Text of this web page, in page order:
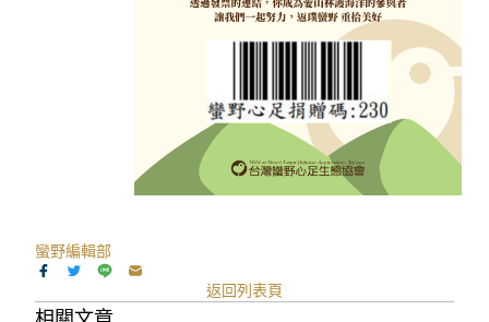
蠻野編輯部
返回列表頁